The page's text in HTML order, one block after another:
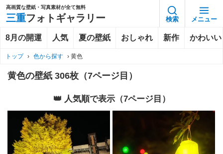
高画質な壁紙・写真素材が全て無料
三重フォトギャラリー 検索 メニュー
8月の開運 人気 夏の壁紙 おしゃれ 新作 かわいい
トップ › 色から探す › 黄色
黄色の壁紙 306枚（7ページ目）
👑 人気順で表示（7ページ目）